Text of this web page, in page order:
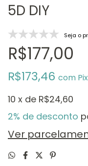
5D DIY
Seja o
R$177,00
R$173,46 com Pix
10 x de R$24,60
2% de desconto
Ver